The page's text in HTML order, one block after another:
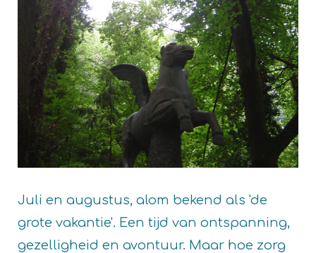
Juli en augustus, alom bekend als 'de
grote vakantie'. Een tijd van ontspanning,
gezelligheid en avontuur. Maar hoe zorg